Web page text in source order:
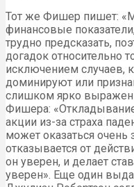
Тот же Фишер пишет:
финансовые
трудно предсказать,
догадок относительно
исключением случаев,
доминируют или
слишком ярко
Фишера:
акции из-за страха
может оказаться очень
отказывается от
он уверен, и делает
уверен». Еще один